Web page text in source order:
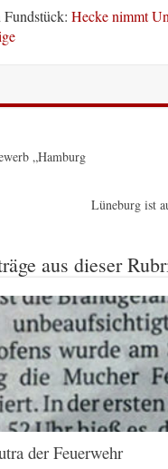
Fundstück:Hecke nimmt
„Hamburg
Lüneburg ist
aus dieser
der Feuerwehr